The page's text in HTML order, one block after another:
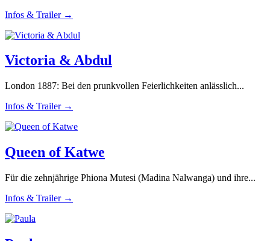
Infos & Trailer →
Victoria & Abdul
London 1887: Bei den prunkvollen Feierlichkeiten anlässlich...
Infos & Trailer →
Queen of Katwe
Für die zehnjährige Phiona Mutesi (Madina Nalwanga) und ihre...
Infos & Trailer →